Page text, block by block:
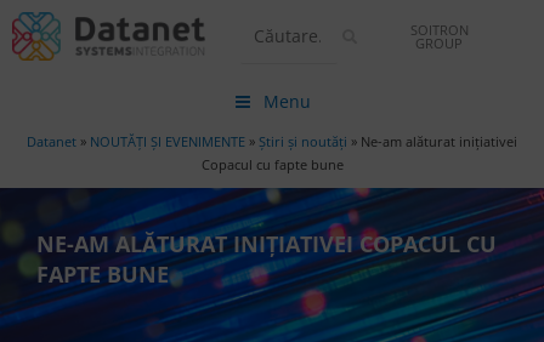
SOITRON
GROUP
Menu
Datanet » NOUTĂȚI ȘI EVENIMENTE » Știri și noutăți » Ne-am alăturat iniţiativei
Copacul cu fapte bune
NE-AM ALĂTURAT INIŢIATIVEI COPACUL CU
FAPTE BUNE